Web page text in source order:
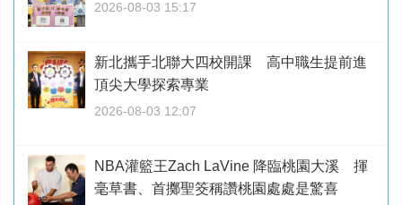
2026-08-03 15:17
新北攜手北聯大四校開課 高中職生提前進
頂尖大學探索專業
2026-08-03 12:07
NBA灌籃王Zach LaVine 降臨桃園大溪 揮
毫草書、首擲聖筊稱讚桃園處處是驚喜